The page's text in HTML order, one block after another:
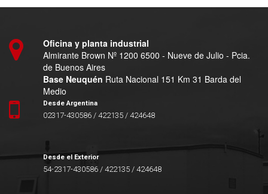
Oficina y planta industrial
Almirante Brown Nº 1200 6500 - Nueve de Julio - Pcia.
de Buenos Aires
Base Neuquén Ruta Nacional 151 Km 31 Barda del
Medio
Desde Argentina
02317-430586 / 422135 / 424648
Desde el Exterior
54-2317-430586 / 422135 / 424648